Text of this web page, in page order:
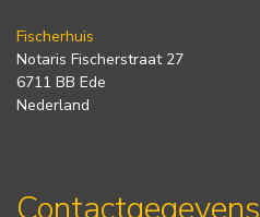
Fischerhuis
Notaris Fischerstraat 27
6711 BB Ede
Nederland